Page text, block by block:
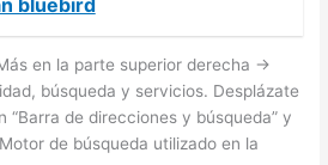
en la parte superior derecha ->
búsqueda y servicios. Desplázate
“Barra de direcciones y búsqueda” y
de búsqueda utilizado en la